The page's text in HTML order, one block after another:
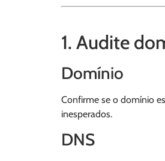
1. Audite
Domínio
Confirme se o domínio
inesperados.
DNS